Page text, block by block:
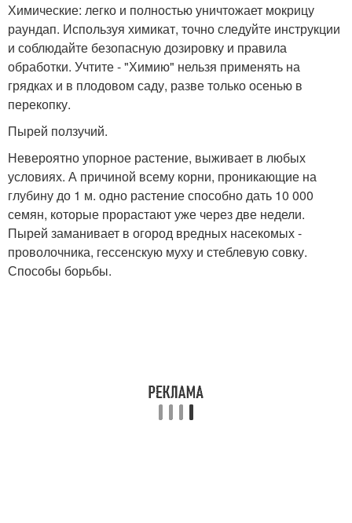
Химические: легко и полностью уничтожает мокрицу
раундап. Используя химикат, точно следуйте инструкции
и соблюдайте безопасную дозировку и правила
обработки. Учтите - "Химию" нельзя применять на
грядках и в плодовом саду, разве только осенью в
перекопку.
Пырей ползучий.
Невероятно упорное растение, выживает в любых
условиях. А причиной всему корни, проникающие на
глубину до 1 м. одно растение способно дать 10 000
семян, которые прорастают уже через две недели.
Пырей заманивает в огород вредных насекомых -
проволочника, гессенскую муху и стеблевую совку.
Способы борьбы.